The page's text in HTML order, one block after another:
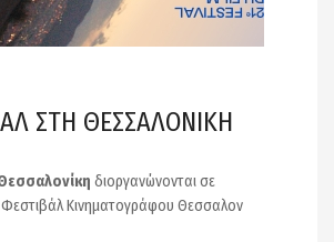
ΣΤΗ ΘΕΣΣΑΛΟΝΙΚΗ
διοργανώνονται σε
Κινηματογράφου Θεσσαλον